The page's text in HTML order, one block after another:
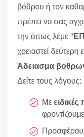
βόθρου ή τον
πρέπει να σας
την όπως λέμε "
χρειαστεί
Άδειασμα
Δείτε τους λόγους:
Με